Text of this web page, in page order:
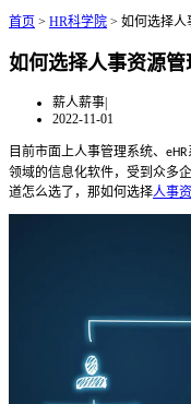
首页 > HR科学院 > 如何选择人
如何选择人事资源管
薪人薪事|
2022-11-01
目前市面上人事管理系统、 eHR
领域的信息化软件，受到众多
道怎么选了，那如何选择人事